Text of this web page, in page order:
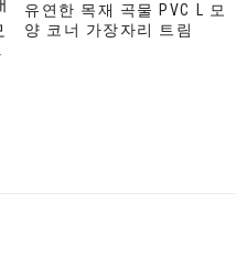
유연한 목재 곡물 PVC L 모
양 코너 가장자리 트림